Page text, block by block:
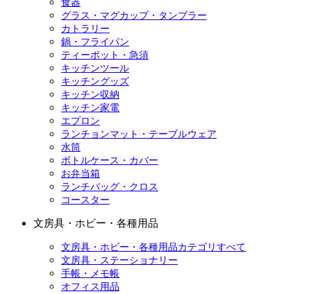
食器
グラス・マグカップ・タンブラー
カトラリー
鍋・フライパン
ティーポット・急須
キッチンツール
キッチングッズ
キッチン収納
キッチン家電
エプロン
ランチョンマット・テーブルウェア
水筒
ボトルケース・カバー
お弁当箱
ランチバッグ・クロス
コースター
文房具・ホビー・各種用品
文房具・ホビー・各種用品カテゴリすべて
文房具・ステーショナリー
手帳・メモ帳
オフィス用品